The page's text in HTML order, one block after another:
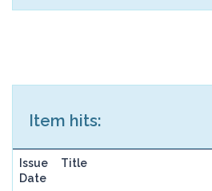
Item hits:
Issue
Date
Title